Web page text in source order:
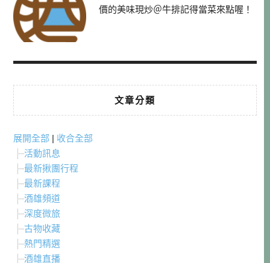
價的美味現炒＠牛排記得當菜來點喔！
文章分類
展開全部 | 收合全部
活動訊息
最新揪團行程
最新課程
酒雄頻道
深度微旅
古物收藏
熱門精選
酒雄直播